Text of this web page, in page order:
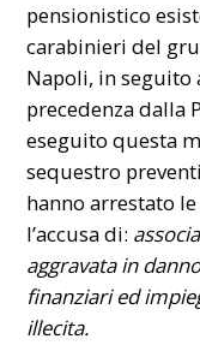
pensionistico
carabinieri del
Napoli, in
precedenza dalla
eseguito questa
sequestro
hanno arrestato
l’accusa di:
aggravata in
finanziari ed
illecita.